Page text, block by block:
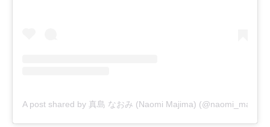
A post shared by 真島 なおみ (Naomi Majima) (@naomi_majima)